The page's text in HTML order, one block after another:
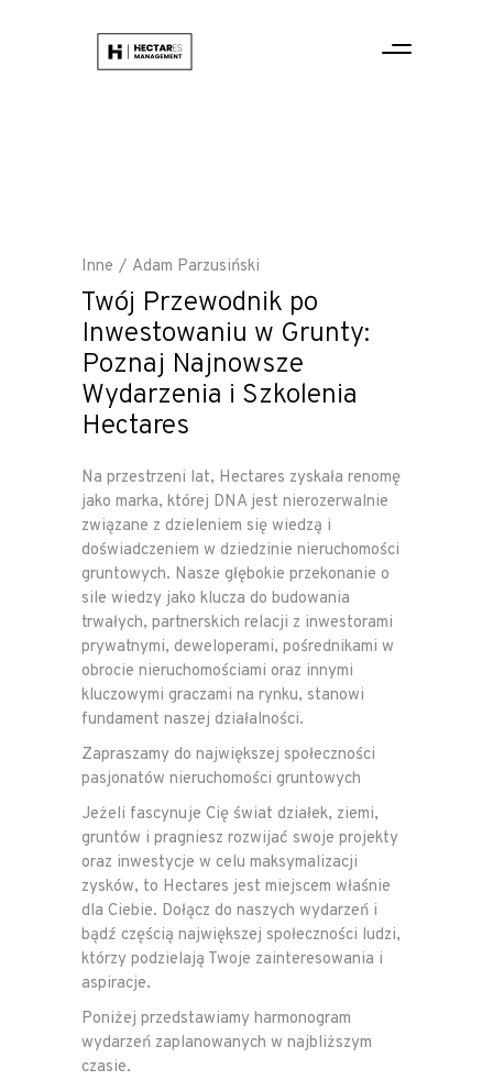
Inne Adam Parzusiński
Twój Przewodnik po
Inwestowaniu w Grunty:
Poznaj Najnowsze
Wydarzenia i Szkolenia
Hectares
Na przestrzeni lat, Hectares zyskała renomę
jako marka, której DNA jest nierozerwalnie
związane z dzieleniem się wiedzą i
doświadczeniem w dziedzinie nieruchomości
gruntowych. Nasze głębokie przekonanie o
sile wiedzy jako klucza do budowania
trwałych, partnerskich relacji z inwestorami
prywatnymi, deweloperami, pośrednikami w
obrocie nieruchomościami oraz innymi
kluczowymi graczami na rynku, stanowi
fundament naszej działalności.
Zapraszamy do największej społeczności
pasjonatów nieruchomości gruntowych
Jeżeli fascynuje Cię świat działek, ziemi,
gruntów i pragniesz rozwijać swoje projekty
oraz inwestycje w celu maksymalizacji
zysków, to Hectares jest miejscem właśnie
dla Ciebie. Dołącz do naszych wydarzeń i
bądź częścią największej społeczności ludzi,
którzy podzielają Twoje zainteresowania i
aspiracje.
Poniżej przedstawiamy harmonogram
wydarzeń zaplanowanych w najbliższym
czasie.